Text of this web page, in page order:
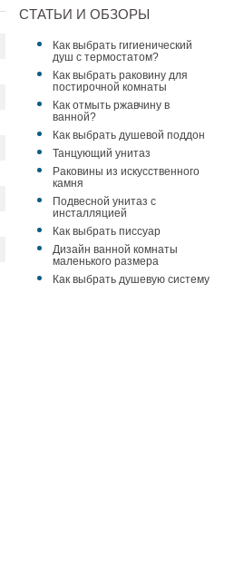
СТАТЬИ И ОБЗОРЫ
Как выбрать гигиенический
душ с термостатом?
Как выбрать раковину для
постирочной комнаты
Как отмыть ржавчину в
ванной?
Как выбрать душевой поддон
Танцующий унитаз
Раковины из искусственного
камня
Подвесной унитаз с
инсталляцией
Как выбрать писсуар
Дизайн ванной комнаты
маленького размера
Как выбрать душевую систему